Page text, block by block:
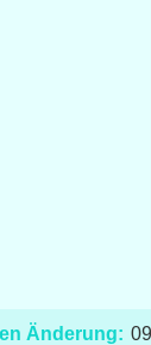
Änderung: